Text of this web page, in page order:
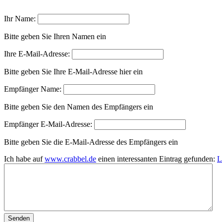
Ihr Name:
Bitte geben Sie Ihren Namen ein
Ihre E-Mail-Adresse:
Bitte geben Sie Ihre E-Mail-Adresse hier ein
Empfänger Name:
Bitte geben Sie den Namen des Empfängers ein
Empfänger E-Mail-Adresse:
Bitte geben Sie die E-Mail-Adresse des Empfängers ein
Ich habe aufwww.crabbel.de einen interessanten Eintrag gefunden: